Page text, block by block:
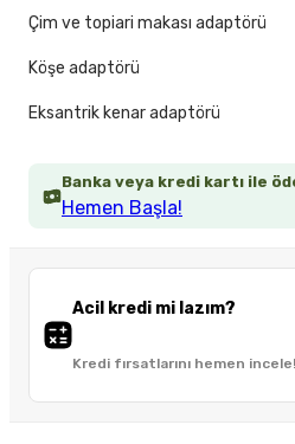
Banka veya kredi kartı ile
Hemen Başla!
Acil kredi mi lazım?
Kredi fırsatlarını hemen incele!
Çim ve topiari makası adaptörü
Köşe adaptörü
Eksantrik kenar adaptörü